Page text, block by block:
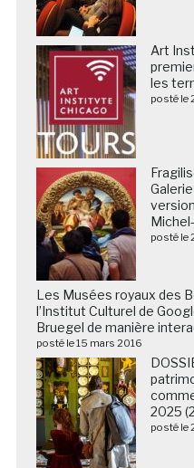
Art
les
posté le
posté le
Les Musées royaux des
l’Institut Culturel de
Bruegel de manière
posté le 15 mars 2016
2025
posté le